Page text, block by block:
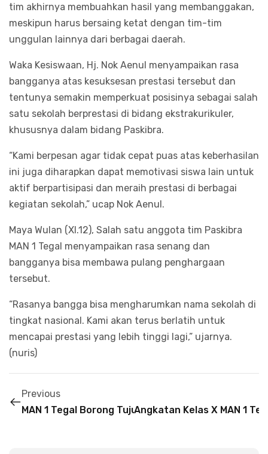
tim akhirnya membuahkan hasil yang membanggakan,
meskipun harus bersaing ketat dengan tim-tim
unggulan lainnya dari berbagai daerah.
Waka Kesiswaan, Hj. Nok Aenul menyampaikan rasa
bangganya atas kesuksesan prestasi tersebut dan
tentunya semakin memperkuat posisinya sebagai salah
satu sekolah berprestasi di bidang ekstrakurikuler,
khususnya dalam bidang Paskibra.
“Kami berpesan agar tidak cepat puas atas keberhasilan
ini juga diharapkan dapat memotivasi siswa lain untuk
aktif berpartisipasi dan meraih prestasi di berbagai
kegiatan sekolah,” ucap Nok Aenul.
Maya Wulan (XI.12), Salah satu anggota tim Paskibra
MAN 1 Tegal menyampaikan rasa senang dan
bangganya bisa membawa pulang penghargaan
tersebut.
“Rasanya bangga bisa mengharumkan nama sekolah di
tingkat nasional. Kami akan terus berlatih untuk
mencapai prestasi yang lebih tinggi lagi,” ujarnya.
(nuris)
Previous
MAN 1 Tegal Borong Tujuh Piala di Lomba HAB Ke-
Angkatan Kelas X MAN 1